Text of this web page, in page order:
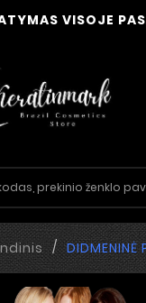
VISOJE
DIDMENINĖ